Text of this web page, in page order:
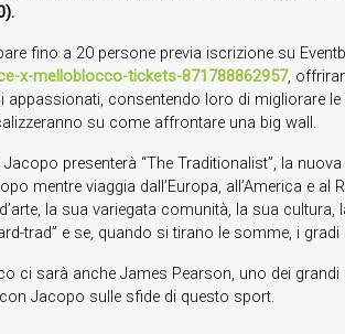
fino a 20 persone previa iscrizione su
x-melloblocco-tickets-871788862957,
consentendo loro di migliorare le
su come affrontare una big wall.
Jacopo presenterà “The Traditionalist”, la
mentre viaggia dall’Europa, all’America e al
la sua variegata comunità, la sua cultura,
trad” e se, quando si tirano le somme, i
ci sarà anche James Pearson, uno dei
Jacopo sulle sfide di questo sport.